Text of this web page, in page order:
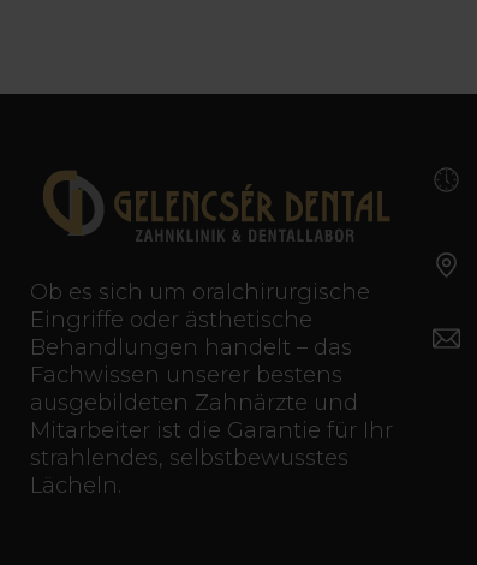
Ob es sich um oralchirurgische
Eingriffe oder ästhetische
Behandlungen handelt – das
Fachwissen unserer bestens
ausgebildeten Zahnärzte und
Mitarbeiter ist die Garantie für Ihr
strahlendes, selbstbewusstes
Lächeln.